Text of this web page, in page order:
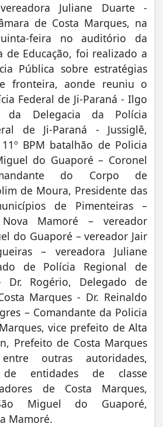
Juliane Duarte -
de Costa Marques, na
feira no auditório da
de Educação, foi realizado a
Pública sobre estratégias
fronteira, aonde reuniu o
Federal de Ji-Paraná - Ilgo
da Delegacia da Polícia
de Ji-Paraná - Jussiglê,
BPM batalhão de Policia
do Guaporé – Coronel
do Corpo de
de Moura, Presidente das
de Pimenteiras –
Mamoré – vereador
do Guaporé – vereador Jair
– vereadora Juliane
de Polícia Regional de
Dr. Rogério, Delegado de
Marques - Dr. Reinaldo
– Comandante da Policia
vice prefeito de Alta
Prefeito de Costa Marques
outras autoridades,
de entidades de classe
de Costa Marques,
Miguel do Guaporé,
Mamoré.